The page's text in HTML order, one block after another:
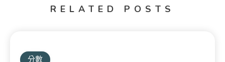
RELATED POSTS
分數